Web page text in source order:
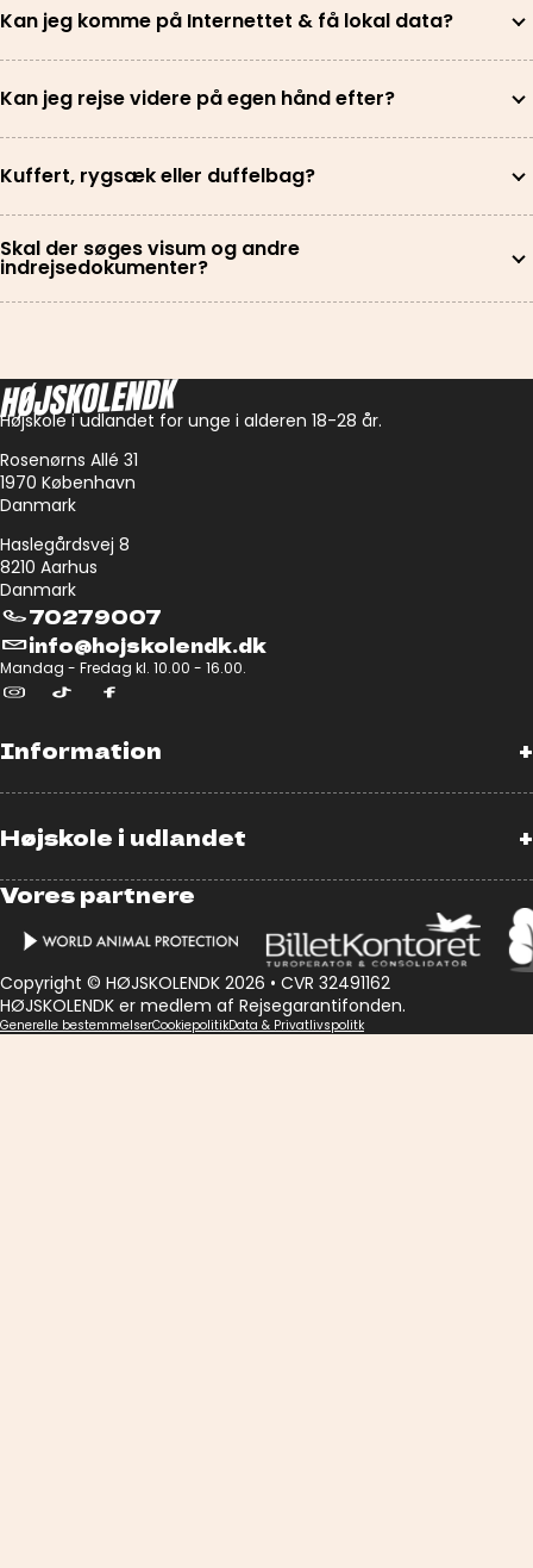
Kan jeg komme på Internettet & få lokal data?
Kan jeg rejse videre på egen hånd efter?
Kuffert, rygsæk eller duffelbag?
Skal der søges visum og andre
indrejsedokumenter?
Højskole i udlandet for unge i alderen 18-28 år.
Rosenørns Allé 31
1970 København
Danmark
Haslegårdsvej 8
8210 Aarhus
Danmark
70279007
info@hojskolendk.dk
Mandag - Fredag kl. 10.00 - 16.00.
Information +
Højskole i udlandet
+
Vores partnere
Copyright © HØJSKOLENDK 2026 • CVR 32491162
HØJSKOLENDK er medlem af Rejsegarantifonden.
Generelle bestemmelserCookiepolitikData & Privatlivspolitk